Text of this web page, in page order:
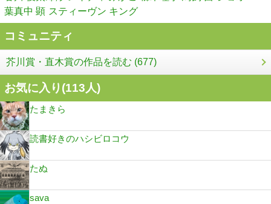
葉真中 顕 スティーヴン キング
コミュニティ
芥川賞・直木賞の作品を読む (677)
お気に入り(113人)
たまきら
読書好きのハシビロコウ
たぬ
sava